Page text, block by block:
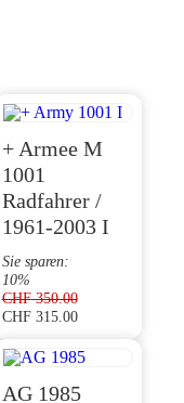
+ Armee M
1001
Radfahrer /
1961-2003 I
CHF350.00
Preis
war:
CHF 350.00
CHF315.00
Preis
ist:
CHF 315.00.
Sie sparen:
10%
AG 1985